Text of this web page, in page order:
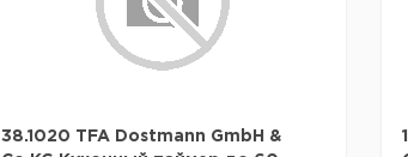
38.1020 TFA Dostmann GmbH &